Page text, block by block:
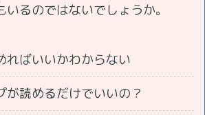
るのではないでしょうか。
ればいいかわからない
が読めるだけでいいの？